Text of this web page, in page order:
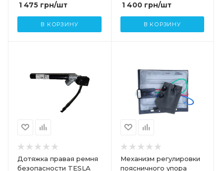
1 475 грн/шт
В КОРЗИНУ
1 400грн/шт
В КОРЗИНУ
Дотяжка правая ремня
безопасности TESLA
Механизм регулировки
поясничного упора